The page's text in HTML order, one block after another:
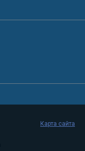
Карта сайта